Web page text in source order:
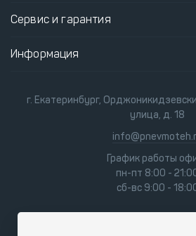
Сервис и гарантия
Информация
г. Екатеринбург,
улица, д. 18
График работы
пн-пт 8:00 -
сб-вс 9:00 -